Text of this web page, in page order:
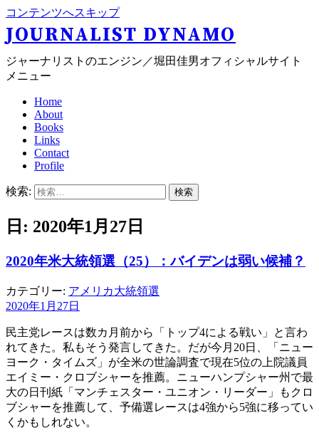
コンテンツへスキップ
JOURNALIST DYNAMO
ジャーナリストのエンジン／堀田佳男オフィシャルサイト
メニュー
Home
About
Books
Links
Contact
Profile
検索:
日: 2020年1月27日
2020年米大統領選（25）：バイデンは弱い候補？
カテゴリー: アメリカ大統領選
2020年1月27日
民主党レースは数カ月前から「トップ4による戦い」と言わ
れてきた。私もそう発言してきた。だが今月20日、「ニュー
ヨーク・タイムズ」が全米の世論調査で現在5位の上院議員
エイミー・クロブシャーを推薦。ニューハンプシャー州で最
大の日刊紙「マンチェスター・ユニオン・リーダー」もクロ
ブシャーを推薦して、予備選レースは4強から5強に移ってい
くかもしれない。